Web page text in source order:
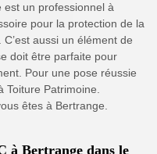
est un professionnel à
pour la protection de la
aussi un élément de
doit être parfaite pour
Pour une pose réussie
Patrimoine.
êtes à Bertrange.
à Bertrange dans le